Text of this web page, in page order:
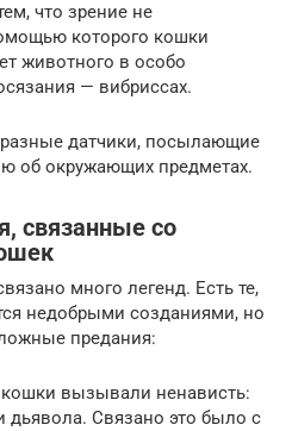
что зрение не
которого кошки
животного в особо
— вибриссах.
датчики, посылающие
об окружающих предметах.
связанные со
много легенд. Есть те,
недобрыми созданиями, но
предания:
вызывали ненависть:
дьявола. Связано это было с